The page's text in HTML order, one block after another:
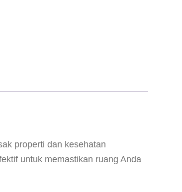
properti dan kesehatan
untuk memastikan ruang Anda